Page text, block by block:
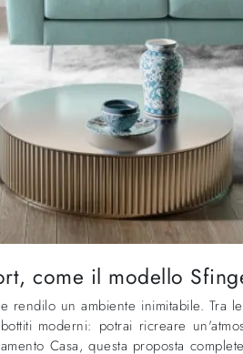
come il modello
un ambiente inimitabile.
moderni: potrai ricreare
Casa, questa proposta